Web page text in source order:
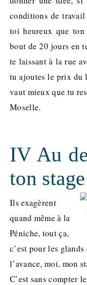
conditions de travail
toi heureux que
bout de 20 jours en
te laissant à la rue
tu ajoutes le prix
vaut mieux que tu
Moselle.
IV Au
ton
Ils exagèrent
quand même à la
Péniche, tout ça,
c’est pour les
l’avance, moi, mon
C’est sans compter